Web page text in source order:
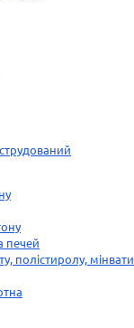
печей
полістиролу, мінвати